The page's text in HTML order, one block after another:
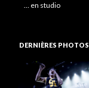
… en studio
DERNIÈRES PHOTOS